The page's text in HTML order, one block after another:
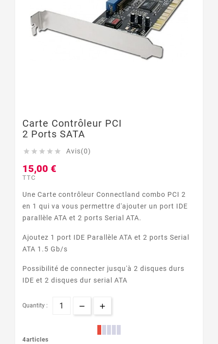
Carte Contrôleur PCI
2 Ports SATA
     Avis(0)
15,00 €
TTC
Une Carte contrôleur Connectland combo PCI 2
en 1 qui va vous permettre d'ajouter un port IDE
parallèle ATA et 2 ports Serial ATA.
Ajoutez 1 port IDE Parallèle ATA et 2 ports Serial
ATA 1.5 Gb/s
Possibilité de connecter jusqu'à 2 disques durs
IDE et 2 disques dur serial ATA
Quantity :
4articles